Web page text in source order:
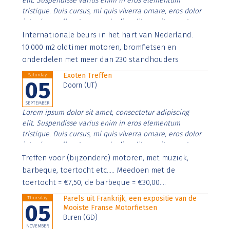
tristique. Duis cursus, mi quis viverra ornare, eros dolor
interdum nulla, ut commodo diam libero vitae erat.
Aenean faucibus nibh et justo cursus id rutrum lorem
imperdiet. Nunc ut sem vitae risus tristique posuere.
Internationale beurs in het hart van Nederland.
10.000 m2 oldtimer motoren, bromfietsen en
onderdelen met meer dan 230 standhouders
Saturday
05
SEPTEMBER
Exoten Treffen
Doorn (UT)
Lorem ipsum dolor sit amet, consectetur adipiscing
elit. Suspendisse varius enim in eros elementum
tristique. Duis cursus, mi quis viverra ornare, eros dolor
interdum nulla, ut commodo diam libero vitae erat.
Aenean faucibus nibh et justo cursus id rutrum lorem
imperdiet. Nunc ut sem vitae risus tristique posuere.
Treffen voor (bijzondere) motoren, met muziek,
barbeque, toertocht etc..... Meedoen met de
toertocht = €7,50, de barbeque = €30,00....
Thursday
05
NOVEMBER
Parels uit Frankrijk, een expositie van de
Mooiste Franse Motorfietsen
Buren (GD)